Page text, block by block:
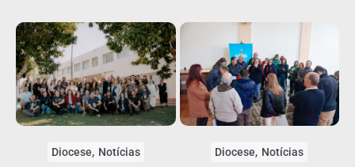
Diocese Notícias Diocese Notícias